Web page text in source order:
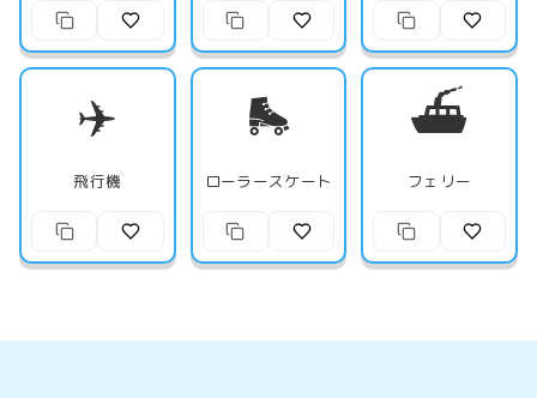
✈️
飛行機
🛼
ローラースケート
⛴️
フェリー